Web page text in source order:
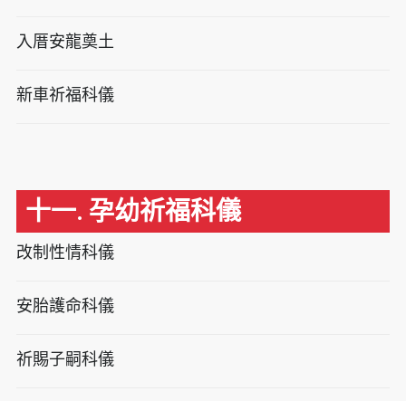
入厝安龍奠土
新車祈福科儀
十一. 孕幼祈福科儀
改制性情科儀
安胎護命科儀
祈賜子嗣科儀